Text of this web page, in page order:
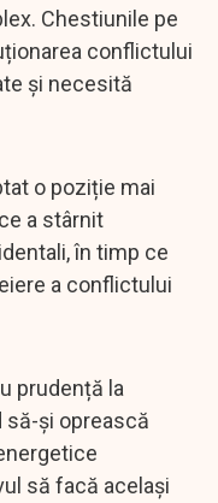
Chestiunile pe
conflictului
și necesită
o poziție mai
a stârnit
în timp ce
a conflictului
prudență la
să-și oprească
să facă același